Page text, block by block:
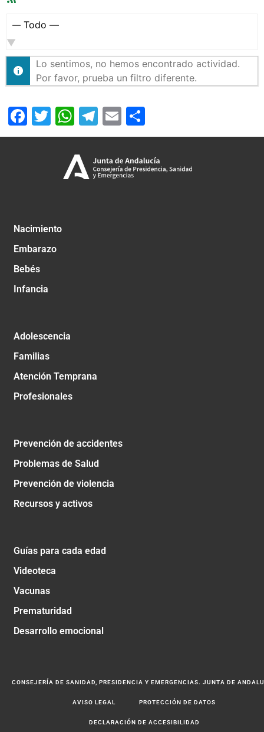
Mostrar:
Lo sentimos, no hemos encontrado actividad.
Por favor, prueba un filtro diferente.
Facebook
Twitter
WhatsApp
Telegram
Email
Nacimiento
Embarazo
Bebés
Infancia
Adolescencia
Familias
Atención Temprana
Profesionales
Prevención de accidentes
Problemas de Salud
Prevención de violencia
Recursos y activos
Guías para cada edad
Videoteca
Vacunas
Prematuridad
Desarrollo emocional
CONSEJERÍA DE SANIDAD, PRESIDENCIA Y EMERGENCIAS. JUNTA DE
AVISO LEGAL PROTECCIÓN DE DATOS
DECLARACIÓN DE ACCESIBILIDAD